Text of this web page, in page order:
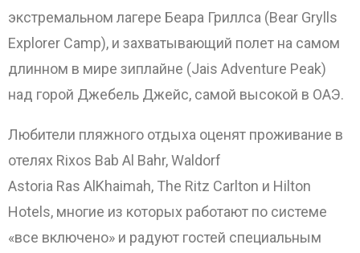
экстремальном лагере Беара Гриллса (Bear Grylls
Explorer Camp), и захватывающий полет на самом
длинном в мире зиплайне (Jais Adventure Peak)
над горой Джебель Джейс, самой высокой в ОАЭ.
Любители пляжного отдыха оценят проживание в
отелях Rixos Bab Al Bahr, Waldorf
Astoria Ras AlKhaimah, The Ritz Carlton и Hilton
Hotels, многие из которых работают по системе
«все включено» и радуют гостей специальным